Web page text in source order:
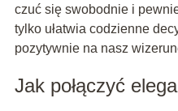
czuć się swobodnie i
tylko ułatwia codzienne
pozytywnie na nasz
Jak połączyć